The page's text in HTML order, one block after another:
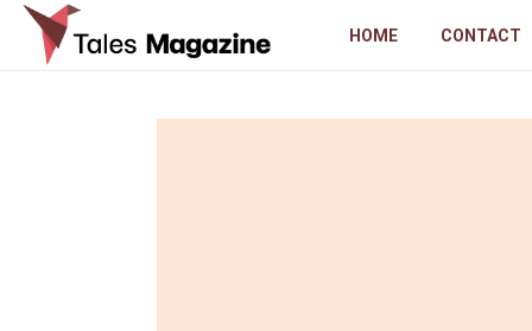
HOME CONTACT